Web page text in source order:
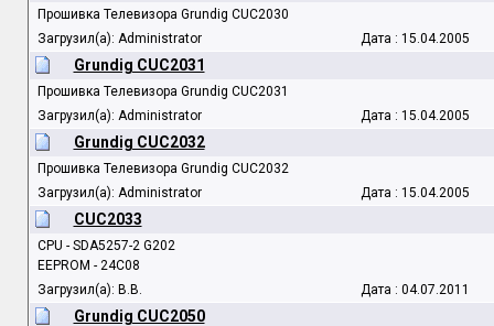
Прошивка Телевизора Grundig CUC2030
Загрузил(а): Administrator
Дата : 15.04.2005
Grundig CUC2031
Прошивка Телевизора Grundig CUC2031
Загрузил(а): Administrator
Дата : 15.04.2005
Grundig CUC2032
Прошивка Телевизора Grundig CUC2032
Загрузил(а): Administrator
Дата : 15.04.2005
CUC2033
CPU - SDA5257-2 G202
EEPROM - 24C08
Загрузил(а): B.B.
Дата : 04.07.2011
Grundig CUC2050